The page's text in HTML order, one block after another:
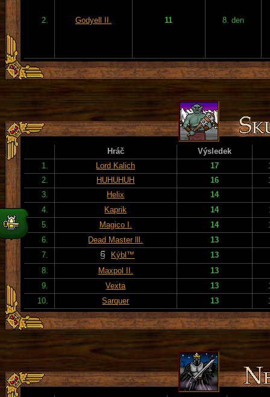
2. Godyell II. 11 8. den
Hráč
Výsledek
1.
Lord Kalich 17
2.
HUHUHUH 16
3.
Helix
14
4.
Kaprik 14
5.
Magico I. 14
6.
Dead Master lll.
13
7.
Kýbl™
13
8.
Maxpol II.
13
9.
Vexta 13
10.
Sarquer 13